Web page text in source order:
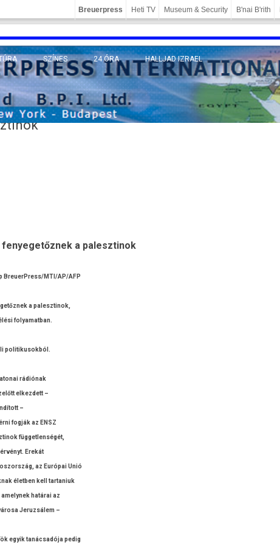
Breuerpress Heti TV Museum & Security B'nai B'rith
KELET
TUDOMÁNY
SZÍNES 24 ÓRA HALLJAD IZRAEL
a palesztinok
BreuerPress/MTI/AP­/AFP
a palesztinok,
folyamat­ban.
politikusok­ból.
rádiónak
el­kezdett –
–
fogják az ENSZ
füg­getlen­ségét,
Erekát
az Európai Unió
életb­en kell tar­taniuk
határai az
Jeruz­sálem –
egyik tanácsadója pedig